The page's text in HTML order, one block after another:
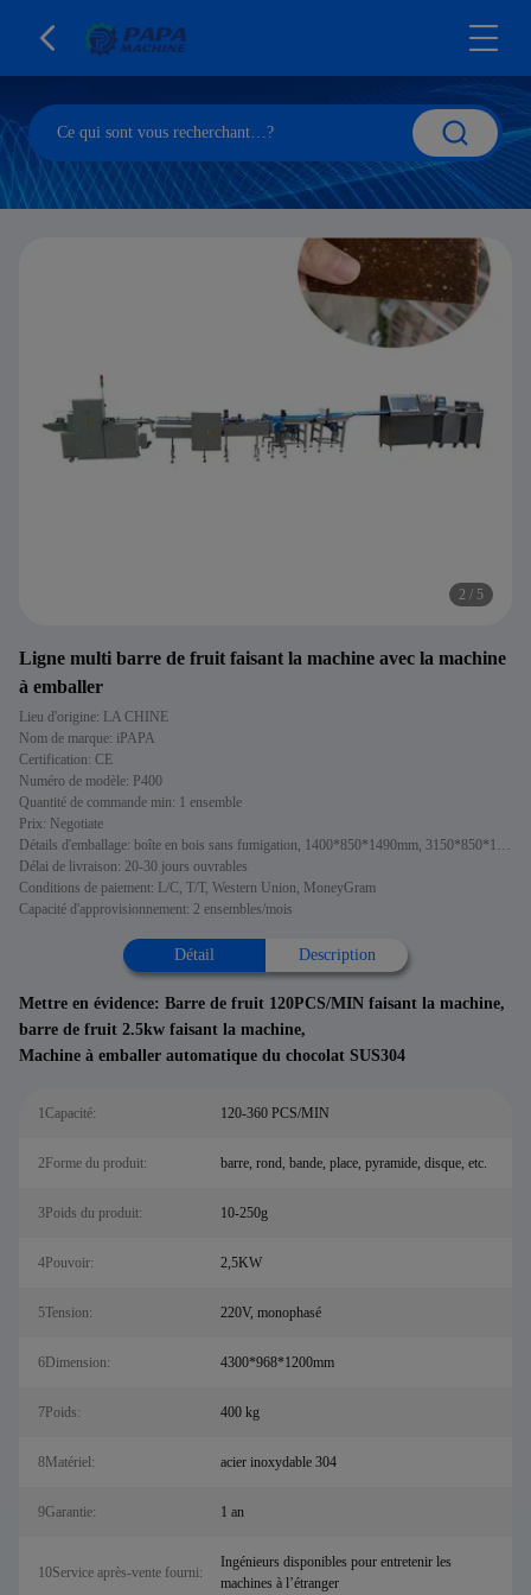
2 / 5
Ligne multi barre de fruit faisant la machine avec la machine
à emballer
Lieu d'origine: LA CHINE
Nom de marque: iPAPA
Certification: CE
Numéro de modèle: P400
Quantité de commande min: 1 ensemble
Prix: Negotiate
Détails d'emballage: boîte en bois sans fumigation, 1400*850*1490mm, 3150*850*1680mm
Délai de livraison: 20-30 jours ouvrables
Conditions de paiement: L/C, T/T, Western Union, MoneyGram
Capacité d'approvisionnement: 2 ensembles/mois
Détail Description
Mettre en évidence: Barre de fruit 120PCS/MIN faisant la machine,
barre de fruit 2.5kw faisant la machine,
Machine à emballer automatique du chocolat SUS304
1Capacité: 120-360 PCS/MIN
2Forme du produit: barre, rond, bande, place, pyramide, disque, etc.
3Poids du produit: 10-250g
4Pouvoir: 2,5KW
5Tension: 220V, monophasé
6Dimension: 4300*968*1200mm
7Poids: 400 kg
8Matériel: acier inoxydable 304
9Garantie: 1 an
10Service après-vente fourni:
Ingénieurs disponibles pour entretenir les
machines à l’étranger